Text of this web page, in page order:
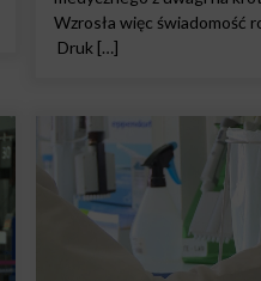
Wzrosła więc świadomość
Druk […]